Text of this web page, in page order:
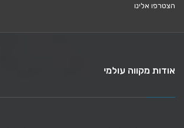
הצטרפו אלינו
אודות מקווה עולמי